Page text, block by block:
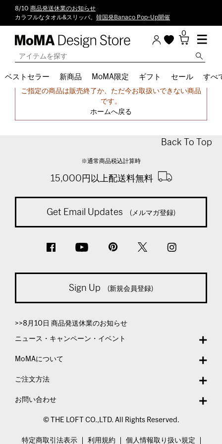
8/10 商品発送休業のお知らせ
カラフルなタオル&スリッパ。 韓国発Banaco Pop-Up開催
0
ベストセラー 新商品 MoMA限定 ギフト セール すべ
申し訳ございません。
ご指定の商品は販売終了か、ただ今お取扱いできない商品
です。
ホームへ戻る
Back To Top
※通常商品税込計算時
15,000円以上配送料無料
Get Email Updates (メルマガ登録)
Sign Up (新規会員登録)
>>8月10日 商品発送休業のお知らせ
ニュース・キャンペーン・イベント
MoMAについて
ご注文方法
お問い合わせ
© THE LOFT CO.,LTD. All Rights Reserved.
特定商取引法表示 利用規約 個人情報取り扱い規定